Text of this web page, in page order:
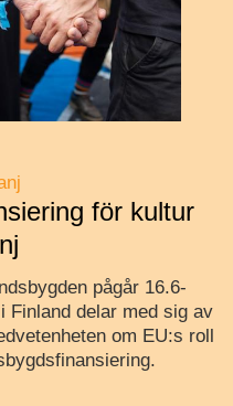
för kultur
pågår 16.6-
Finland delar med sig av
om EU:s roll